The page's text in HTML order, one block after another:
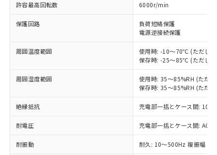
許容最高回転数 6000r/min
保護回路
負荷短絡保護
電源逆接続保護
周囲温度範囲
使用時: -10～70℃ (ただし
保存時: -25～85℃ (ただし
周囲湿度範囲
使用時: 35～85%RH (ただ
保存時: 35～85%RH (ただ
絶縁抵抗 充電部一括とケース間:
耐電圧 充電部一括とケース間:
耐振動 耐久: 10～500Hz 複振幅
以下の条件をお読みいただき、同意のうえ
ご利用ください。
本サービスは、当社制御機器事業取扱
商品の当社在庫状況および標準価格
(税抜)を提供させていただくもので
当社制御機器事業取扱商品の中には、
在庫状況および標準価格照会結果は、
記載している更新日時点での社内デー
タに基づき作成されるものであり、閲
覧された時点での実際の在庫および標
対応予定なし：EU RoHS指令（10物質）の
定はありません。
調査・確認中：EU RoHS指令（10物質）の
非含有の対応状況を調査中または確認中の
非該当品：ライセンス料など無形物で、有
害物質有無と関係のない商品です。
仕入先様の事情により、非含有部品として
いたものが、含有品と判明した場合などや
むを得ず変更することがあります。
鉛(Pb) 1000ppm以下、 水銀(Hg) 1000ppm以下、 カド
六価クロム(Cr(Ⅵ)) 1000ppm以下、ポリ臭化ビフェニル
※1 中国RoHS○×表
「○」：最大均質材料含有率が中国RoHSの
基準値以下であることを示します。
「×」：最大均質材料含有率が中国RoHSの
基準値を超えていることを示します。
「－」：未確認です。当社販売部門へお問
Pb(鉛) :1000ppm、 Hg(水銀) : 1000ppm、 Cd(カドミウ
当社は、これら貴社製品のうち、外国
為替および外国貿易法に定める商品
（以下｢規制貨物等」という）を輸出
国政府の輸出許可(または役務取引許
可)を取得するなどの必要な手続きを